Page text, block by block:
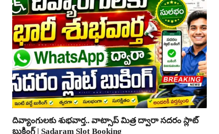
దివ్యాంగులకు శుభవార్త.. వాట్సాప్ మిత్ర ద్వారా సదరం స్లాట్
బుకింగ్ | Sadaram Slot Booking